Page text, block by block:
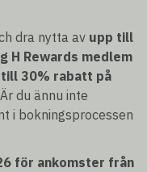
dra nytta av upp till
H Rewards medlem
30% rabatt på
du ännu inte
i bokningsprocessen
för ankomster från